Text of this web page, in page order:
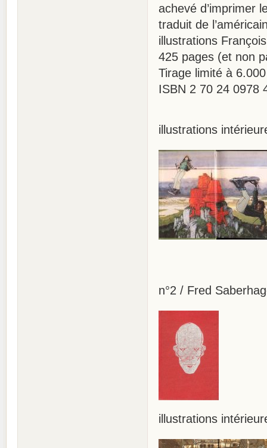
achevé d’imprimer
traduit de
illustrations
425 pages (et non
Tirage limité à
ISBN 2 70 24 0978
illustrations
n°2 / Fred
illustrations